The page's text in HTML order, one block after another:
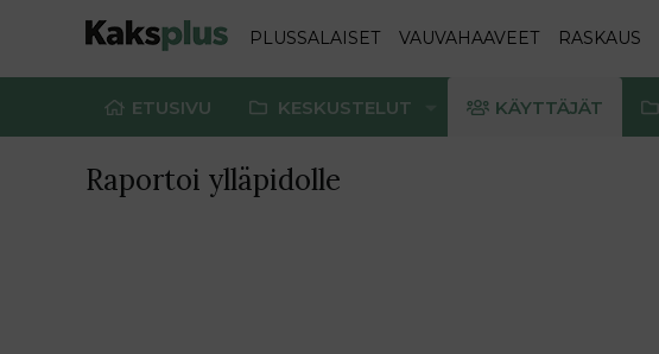
PLUSSALAISET VAUVAHAAVEET RASKAUS
ETUSIVU KESKUSTELUT KÄYTTÄJÄT
Raportoi ylläpidolle